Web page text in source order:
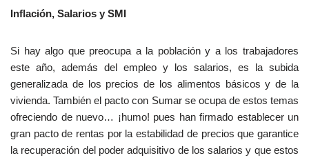
Inflación, Salarios y SMI
Si hay algo que preocupa a la población y a los trabajadores
este año, además del empleo y los salarios, es la subida
generalizada de los precios de los alimentos básicos y de la
vivienda. También el pacto con Sumar se ocupa de estos temas
ofreciendo de nuevo… ¡humo! pues han firmado establecer un
gran pacto de rentas por la estabilidad de precios que garantice
la recuperación del poder adquisitivo de los salarios y que estos